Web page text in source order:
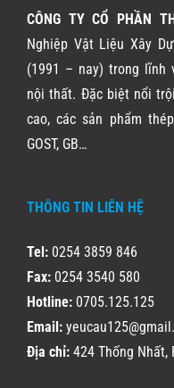
CÔNG TY CỔ PHẦN
Nghiệp Vật Liệu Xây
(1991 – nay) trong lĩnh
nội thất. Đặc biệt nổi
cao, các sản phẩm
GOST, GB…
THÔNG TIN LIÊN HỆ
Tel:0254 3859 846
Fax:0254 3540 580
Hotline:0705.125.125
Email:
Địa chỉ:424 Thống Nhất,